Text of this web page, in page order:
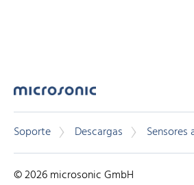
Soporte Descargas Sensores
© 2026 microsonic GmbH